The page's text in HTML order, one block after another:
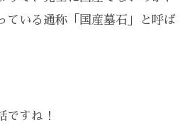
ている通称「国産墓石」と呼ば
ですね！